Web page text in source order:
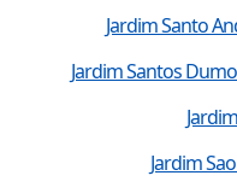
Jardim Santo
Jardim Santos
Jardim